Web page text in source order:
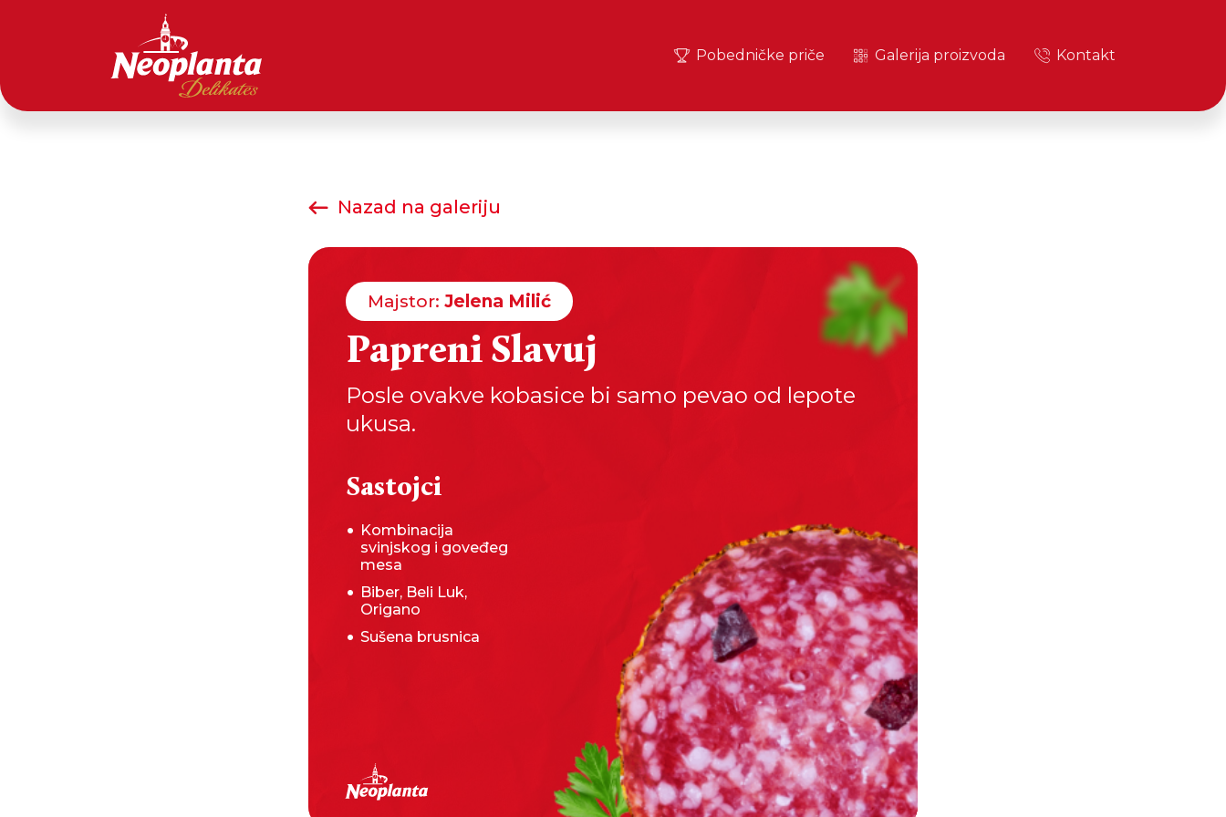
Pobedničke priče Galerija proizvoda Kontakt
Nazad na galeriju
Majstor: Jelena Milić
Papreni Slavuj
Posle ovakve kobasice bi samo pevao od lepote
ukusa.
Sastojci
Kombinacija
svinjskog i goveđeg
mesa
Biber, Beli Luk,
Origano
Sušena brusnica